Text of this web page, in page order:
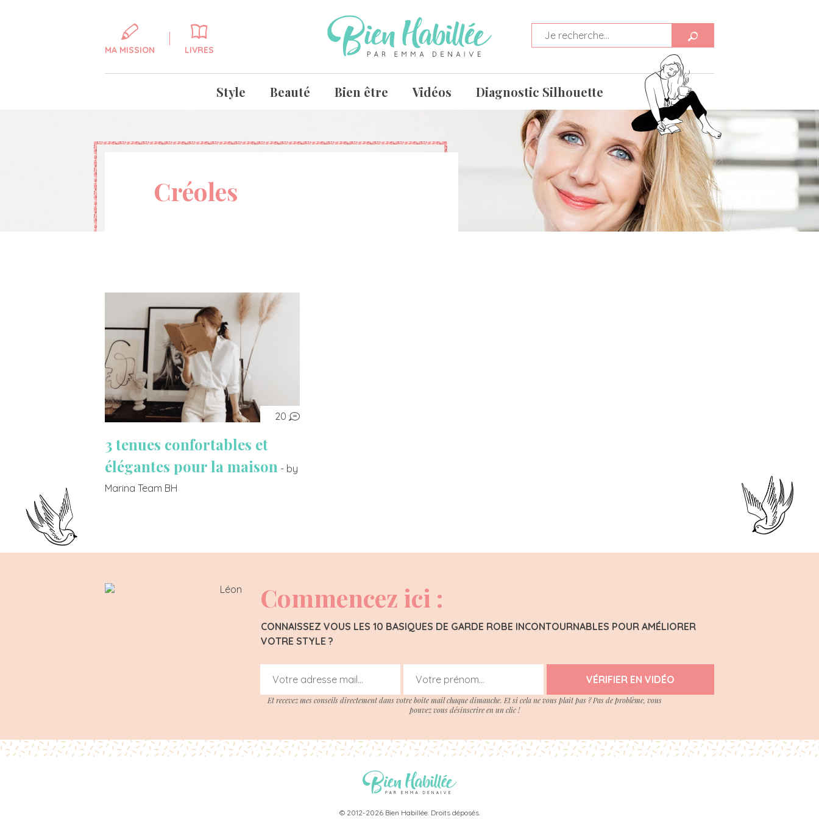
MA MISSION LIVRES
Style Beauté Bien être Vidéos Diagnostic Silhouette
Créoles
20
3 tenues confortables et
élégantes pour la maison - by
Marina Team BH
Commencez ici :
CONNAISSEZ VOUS LES 10 BASIQUES DE GARDE ROBE INCONTOURNABLES POUR AMÉLIORER
VOTRE STYLE ?
VÉRIFIER EN VIDÉO
Et recevez mes conseils directement dans votre boite mail chaque dimanche. Et si cela ne vous plait pas ? Pas de problème, vous
pouvez vous désinscrire en un clic !
© 2012-2026 Bien Habillée. Droits déposés.